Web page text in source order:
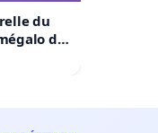
du
du